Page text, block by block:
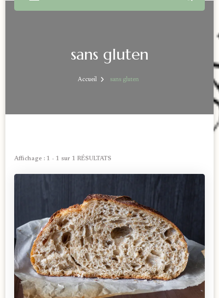
sans gluten
Accueil sans gluten
Affichage : 1 - 1 sur 1 RÉSULTATS